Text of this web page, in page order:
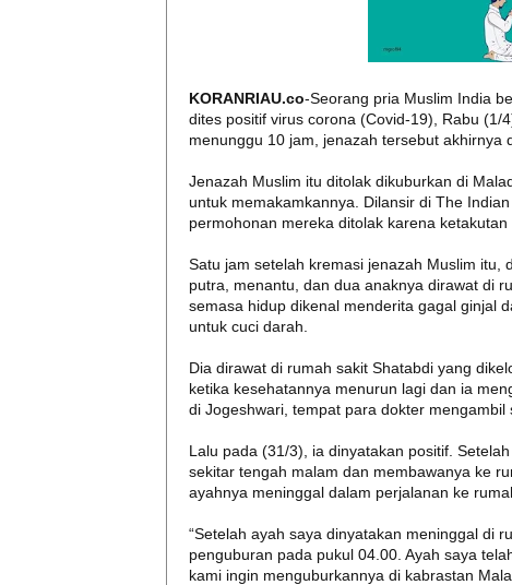
KORANRIAU.co-Seorang pria Muslim India
dites positif virus corona (Covid-19), Rabu (1/
menunggu 10 jam, jenazah tersebut akhirnya
Jenazah Muslim itu ditolak dikuburkan di
untuk memakamkannya. Dilansir di The
permohonan mereka ditolak karena ketakutan
Satu jam setelah kremasi jenazah Muslim itu,
putra, menantu, dan dua anaknya dirawat di
semasa hidup dikenal menderita gagal ginjal
untuk cuci darah.
Dia dirawat di rumah sakit Shatabdi yang
ketika kesehatannya menurun lagi dan ia
di Jogeshwari, tempat para dokter mengambil
Lalu pada (31/3), ia dinyatakan positif.
sekitar tengah malam dan membawanya ke
ayahnya meninggal dalam perjalanan ke
“Setelah ayah saya dinyatakan meninggal di
penguburan pada pukul 04.00. Ayah saya
kami ingin menguburkannya di kabrastan